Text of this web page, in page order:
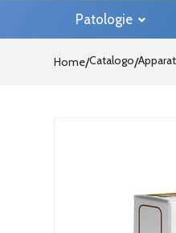
Patologie
Home Catalogo/